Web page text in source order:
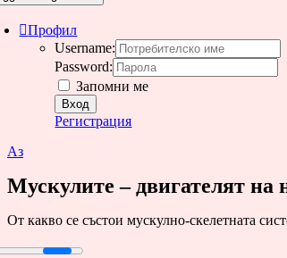
Профил
Username:
Password:
Запомни ме
Регистрация
Аз
Мускулите – двигателят на
От какво се състои мускулно-скелетната